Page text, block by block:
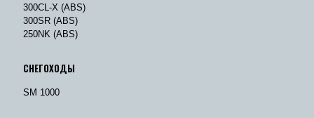
300CL-X (ABS)
300SR (ABS)
250NK (ABS)
СНЕГОХОДЫ
SM 1000